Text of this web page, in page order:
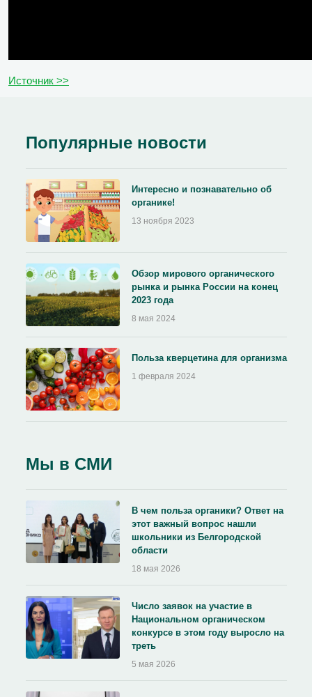
Источник >>
Популярные новости
Интересно и познавательно об
органике!
13 ноября 2023
Обзор мирового органического
рынка и рынка России на конец
2023 года
8 мая 2024
Польза кверцетина для организма
1 февраля 2024
Мы в СМИ
В чем польза органики? Ответ на
этот важный вопрос нашли
школьники из Белгородской
области
18 мая 2026
Число заявок на участие в
Национальном органическом
конкурсе в этом году выросло на
треть
5 мая 2026